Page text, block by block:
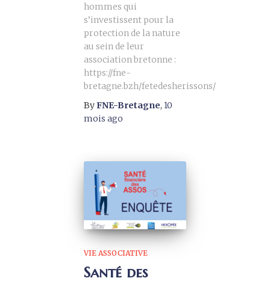
hommes qui
s’investissent pour la
protection de la nature
au sein de leur
association bretonne :
https://fne-
bretagne.bzh/fetedesherissons/
ByFNE-Bretagne, 10
mois ago
VIE ASSOCIATIVE
Santé des